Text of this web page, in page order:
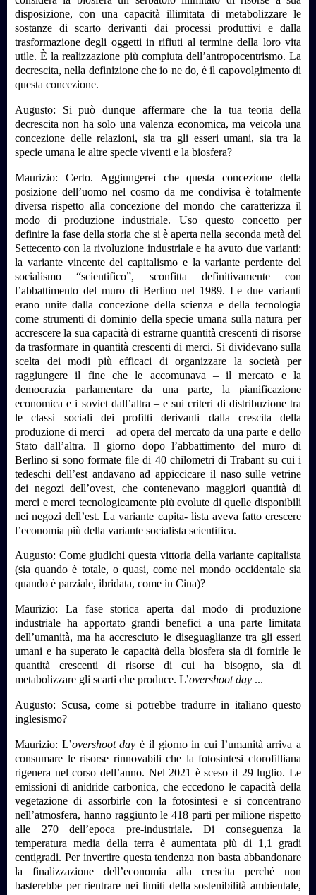
disposizione, con una capacità illimitata di metabolizzare le
sostanze di scarto derivanti dai processi produttivi e dalla
trasformazione degli oggetti in rifiuti al termine della loro vita
utile. Èla realizzazione più compiuta dell’antropocentrismo. La
decrescita, nella definizione che io ne do, è il capovolgimento di
questa concezione.
Augusto: Si può dunque affermare che la tua teoria della
decrescita non ha solo una valenza economica, ma veicola una
concezione delle relazioni, sia tra gli esseri umani, sia tra la
specie umana le altre specie viventi e la biosfera?
Maurizio: Certo. Aggiungerei che questa concezione della
posizione dell’uomo nel cosmo da me condivisa è totalmente
diversa rispetto alla concezione del mondo che caratterizza il
modo di produzione industriale. Uso questo concetto per
definire la fase della storia che si è aperta nella seconda metà del
Settecento con la rivoluzione industriale e ha avuto due varianti:
la variante vincente del capitalismo e la variante perdente del
socialismo “scientifico”, sconfitta definitivamente con
l’abbattimento del muro di Berlino nel 1989. Le due varianti
erano unite dalla concezione della scienza e della tecnologia
come strumenti di dominio della specie umana sulla natura per
accrescere la sua capacità di estrarne quantità crescenti di risorse
da trasformare in quantità crescenti di merci. Si dividevano sulla
scelta dei modi più efficaci di organizzare la società per
raggiungere il fine che le accomunava – il mercato e la
democrazia parlamentare da una parte, la pianificazione
economica e i soviet dall’altra – e sui criteri di distribuzione tra
le classi sociali dei profitti derivanti dalla crescita della
produzione di merci – ad opera del mercato da una parte e dello
Stato dall’altra. Il giorno dopo l’abbattimento del muro di
Berlino si sono formate file di 40 chilometri di Trabant su cui i
tedeschi dell’est andavano ad appiccicare il naso sulle vetrine
dei negozi dell’ovest, che contenevano maggiori quantità di
merci e merci tecnologicamente più evolute di quelle disponibili
nei negozi dell’est. La variante capita- lista aveva fatto crescere
l’economia più della variante socialista scientifica.
Augusto: Come giudichi questa vittoria della variante capitalista
(sia quando è totale, o quasi, come nel mondo occidentale sia
quando è parziale, ibridata, come in Cina)?
Maurizio: La fase storica aperta dal modo di produzione
industriale ha apportato grandi benefici a una parte limitata
dell’umanità, ma ha accresciuto le diseguaglianze tra gli esseri
umani e ha superato le capacità della biosfera sia di fornirle le
quantità crescenti di risorse di cui ha bisogno, sia di
metabolizzare gli scarti che produce. L’overshoot day ...
Augusto: Scusa, come si potrebbe tradurre in italiano questo
inglesismo?
Maurizio: L’overshoot day è il giorno in cui l’umanità arriva a
consumare le risorse rinnovabili che la fotosintesi clorofilliana
rigenera nel corso dell’anno. Nel 2021 è sceso il 29 luglio. Le
emissioni di anidride carbonica, che eccedono le capacità della
vegetazione di assorbirle con la fotosintesi e si concentrano
nell’atmosfera, hanno raggiunto le 418 parti per milione rispetto
alle 270 dell’epoca pre-industriale. Di conseguenza la
temperatura media della terra è aumentata più di 1,1 gradi
centigradi. Per invertire questa tendenza non basta abbandonare
la finalizzazione dell’economia alla crescita perché non
basterebbe per rientrare nei limiti della sostenibilità ambientale,